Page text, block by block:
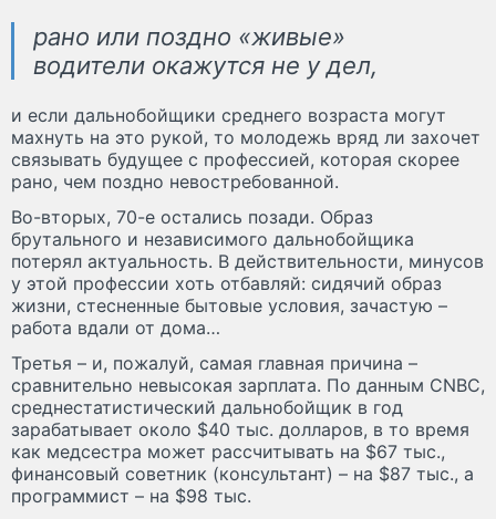
рано или поздно «живые»
водители окажутся не у дел,
и если дальнобойщики среднего возраста могут
махнуть на это рукой, то молодежь вряд ли захочет
связывать будущее с профессией, которая скорее
рано, чем поздно невостребованной.
Во-вторых, 70-е остались позади. Образ
брутального и независимого дальнобойщика
потерял актуальность. В действительности, минусов
у этой профессии хоть отбавляй: сидячий образ
жизни, стесненные бытовые условия, зачастую –
работа вдали от дома…
Третья – и, пожалуй, самая главная причина –
сравнительно невысокая зарплата. По данным CNBC,
среднестатистический дальнобойщик в год
зарабатывает около $40 тыс. долларов, в то время
как медсестра может рассчитывать на $67 тыс.,
финансовый советник (консультант) – на $87 тыс., а
программист – на $98 тыс.